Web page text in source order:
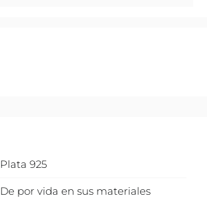
Plata 925
De por vida en sus materiales